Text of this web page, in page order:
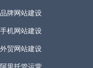
品牌网站建设
手机网站建设
外贸网站建设